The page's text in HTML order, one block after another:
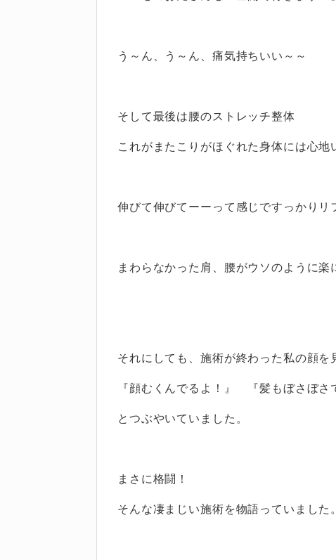
う～ん、う～ん、痛気持ちいい～～
そして最後は腰のストレッチ整体
これがまたこりがほぐれた身体には心地
伸びて伸びてーーって感じですっかりリ
まわらなかった肩、腰がウソのように楽
それにしても、施術が終わった私の顔を
『顔むくんでるよ！』 『髪もぼさぼさ
とつぶやいていました。
まさに格闘！
そんな凄まじい施術を物語っていました。